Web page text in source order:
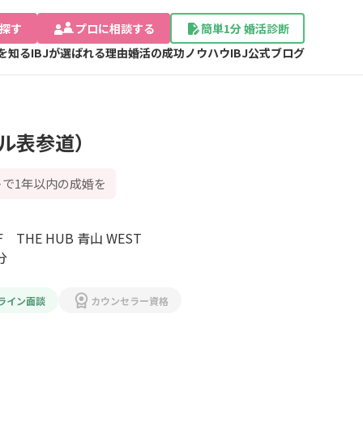
す プロに相談する
簡単1分 婚活診断
知るIBJが選ばれる理由婚活の成功ノウハウIBJ公式ブログ
参道）
1年以内の成婚を
イン面談 カウンセラー資格